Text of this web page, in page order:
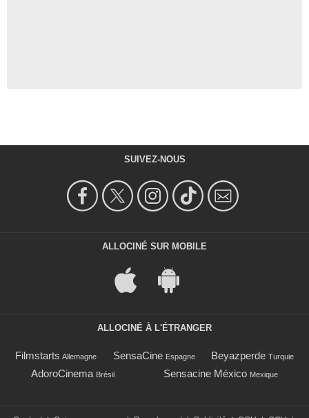
SUIVEZ-NOUS
ALLOCINÉ SUR MOBILE
ALLOCINÉ À L'ÉTRANGER
Filmstarts Allemagne SensaCine Espagne Beyazperde Turquie
AdoroCinema Brésil Sensacine México Mexique